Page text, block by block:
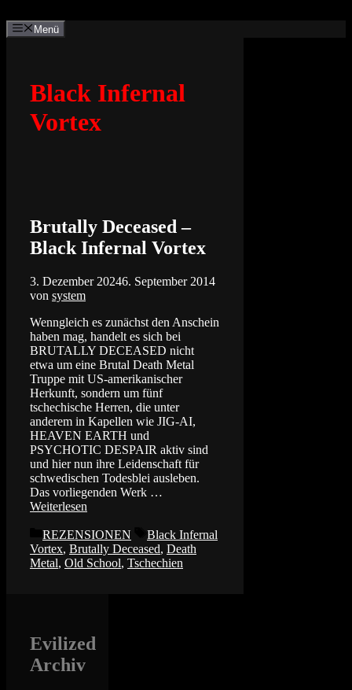
Inhalt
springen
Menü
Black Infernal
Vortex
Brutally Deceased –
Black Infernal Vortex
3. Dezember 20246. September 2014
von system
Wenngleich es zunächst den Anschein
haben mag, handelt es sich bei
BRUTALLY DECEASED nicht
etwa um eine Brutal Death Metal
Truppe mit US-amerikanischer
Herkunft, sondern um fünf
tschechische Herren, die unter
anderem in Kapellen wie JIG-AI,
HEAVEN EARTH und
PSYCHOTIC DESPAIR aktiv sind
und hier nun ihre Leidenschaft für
schwedischen Todesblei ausleben.
Das vorliegenden Werk …
Weiterlesen
Kategorien
REZENSIONEN Schlagwörter
Black Infernal
Vortex, Brutally Deceased, Death
Metal, Old School, Tschechien
Evilized
Archiv